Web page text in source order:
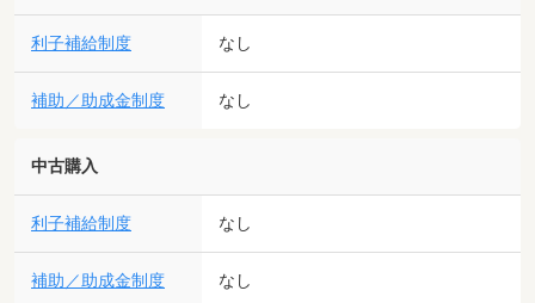
利子補給制度 なし
補助／助成金制度 なし
中古購入
利子補給制度 なし
補助／助成金制度 なし